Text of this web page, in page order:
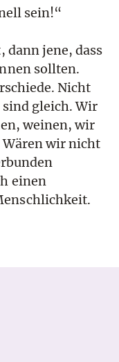
sein!“
dann jene, dass
sollten.
Nicht
gleich. Wir
weinen, wir
wir nicht
einen